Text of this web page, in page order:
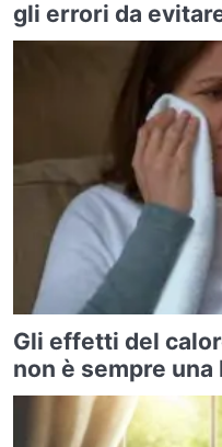
gli errori da
Gli effetti del
non è sempre una